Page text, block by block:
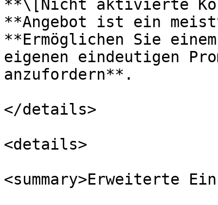
**\[Nicht aktivierte
**Angebot ist ein
**Ermöglichen Sie
eigenen eindeutigen
anzufordern**.
</details>
<details>
<summary>Erweiterte